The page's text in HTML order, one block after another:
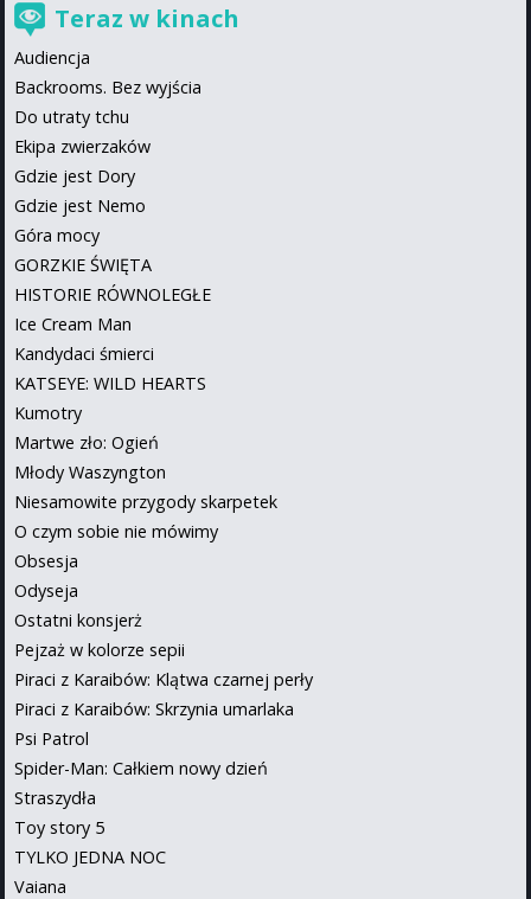
Teraz w kinach
Audiencja
Backrooms. Bez wyjścia
Do utraty tchu
Ekipa zwierzaków
Gdzie jest Dory
Gdzie jest Nemo
Góra mocy
GORZKIE ŚWIĘTA
HISTORIE RÓWNOLEGŁE
Ice Cream Man
Kandydaci śmierci
KATSEYE: WILD HEARTS
Kumotry
Martwe zło: Ogień
Młody Waszyngton
Niesamowite przygody skarpetek
O czym sobie nie mówimy
Obsesja
Odyseja
Ostatni konsjerż
Pejzaż w kolorze sepii
Piraci z Karaibów: Klątwa czarnej perły
Piraci z Karaibów: Skrzynia umarlaka
Psi Patrol
Spider-Man: Całkiem nowy dzień
Straszydła
Toy story 5
TYLKO JEDNA NOC
Vaiana